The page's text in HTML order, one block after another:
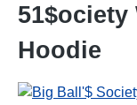
51$ociety
Hoodie